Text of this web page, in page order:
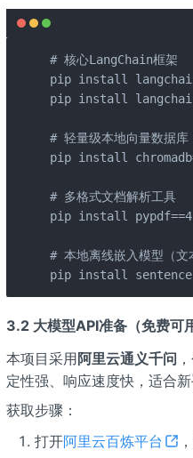
# 核心LangChain框架
pip install
pip install
# 轻量级本地向量数据库
pip install
# 多格式文档解析工具
pip install
# 本地离线嵌入模型（文
pip install
3.2 大模型API准备（免费可
本项目采用阿里云通义千问
定性强、响应速度快，适合新
获取步骤：
打开阿里云百炼平台